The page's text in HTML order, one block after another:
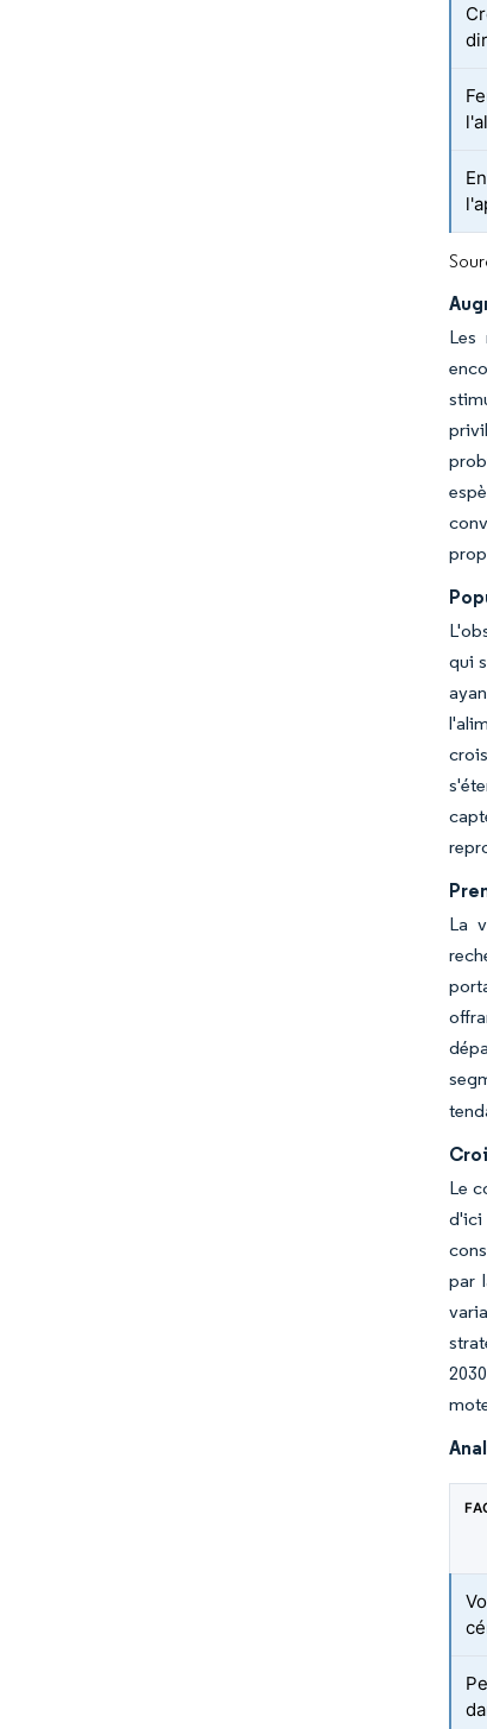
Les
qui
La
Le
d'ici
par